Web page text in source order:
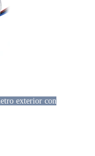
exterior con